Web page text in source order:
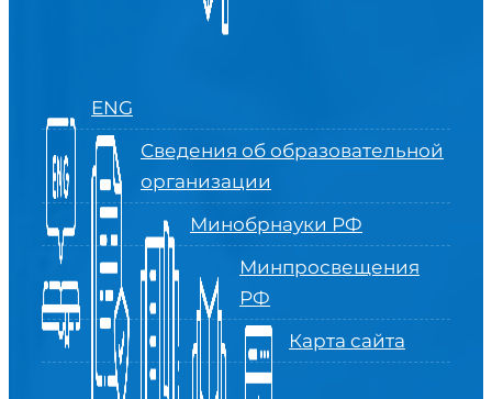
ENG
Сведения об образовательной
организации
Минобрнауки РФ
Минпросвещения
РФ
Карта сайта